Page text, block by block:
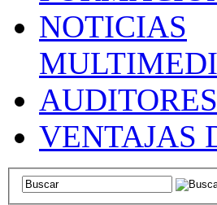
NOTICIAS
AUDITORES
VENTAJAS